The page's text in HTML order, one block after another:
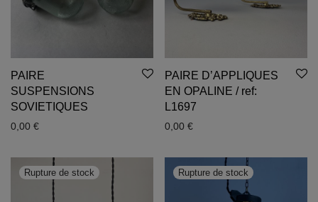
PAIRE
SUSPENSIONS
SOVIETIQUES
0,00 €
PAIRE D’APPLIQUES
EN OPALINE / ref:
L1697
0,00 €